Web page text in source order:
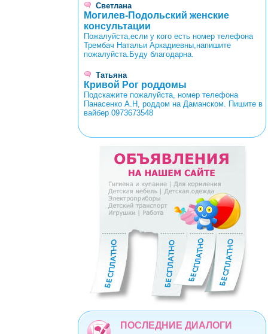
Светлана
Могилев-Подольский женские
консультации
Пожалуйста,если у кого есть номер телефона
Трембач Натальи Аркадиевны,напишите
пожалуйста.Буду благодарна.
Татьяна
Кривой Рог роддомы
Подскажите пожалуйста, номер телефона
Панасенко А.Н, роддом на Даманском. Пишите в
вайбер 0973673548
0123456789
ПОСЛЕДНИЕ ДИАЛОГИ